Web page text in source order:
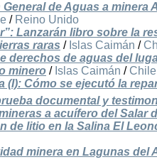
de Aguas a
/ Reino Unido
Lanzarán libro sobre la
raras / Islas Caimán /
derechos de aguas del
minero / Islas Caimán / Chile
(I): Cómo se ejecutó la
documental y
a acuífero del Salar
de litio en la Salina El
minera en Lagunas del